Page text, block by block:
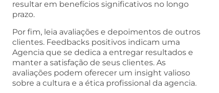
resultar em benefícios significativos no longo
prazo.
Por fim, leia avaliações e depoimentos de outros
clientes. Feedbacks positivos indicam uma
Agencia que se dedica a entregar resultados e
manter a satisfação de seus clientes. As
avaliações podem oferecer um insight valioso
sobre a cultura e a ética profissional da agencia.